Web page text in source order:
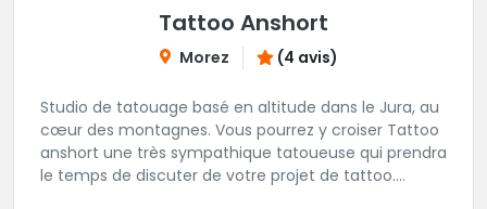
Tattoo Anshort
Morez (4 avis)
Studio de tatouage basé en altitude dans le Jura, au
cœur des montagnes. Vous pourrez y croiser Tattoo
anshort une très sympathique tatoueuse qui prendra
le temps de discuter de votre projet de tattoo.